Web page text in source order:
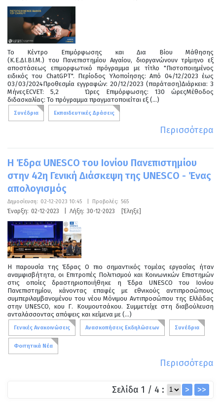
Το Κέντρο Επιμόρφωσης και Δια Βίου Μάθησης
(Κ.Ε.ΔΙ.ΒΙ.Μ.) του Πανεπιστημίου Αιγαίου, διοργανώνουν τρίμηνο εξ
αποστάσεως επιμορφωτικό πρόγραμμα με τίτλο "Πιστοποιημένος
ειδικός του ChatGPT". Περίοδος Υλοποίησης: Από 04/12/2023 έως
03/03/2024Προθεσμία εγγραφών: 20/12/2023 (παράταση)Διάρκεια: 3
ΜήνεςECVET: 5,2 Ώρες Επιμόρφωσης: 130 ώρεςΜέθοδος
διδασκαλίας: Το πρόγραμμα πραγματοποιείται εξ (...)
Συνέδρια Εκπαιδευτικές Δράσεις
Περισσότερα
Η Έδρα UNESCO του Ιονίου Πανεπιστημίου
στην 42η Γενική Διάσκεψη της UNESCO - Ένας
απολογισμός
Δημοσίευση: 02-12-2023 10:45 Προβολές: 565
Έναρξη: 02-12-2023 Λήξη: 30-12-2023 [Έληξε]
Η παρουσία της Έδρας Ο πιο σημαντικός τομέας εργασίας ήταν
αναμφισβήτητα, οι Επιτροπές Πολιτισμού και Κοινωνικών Επιστημών
στις οποίες δραστηριοποιήθηκε η Έδρα UNESCO του Ιονίου
Πανεπιστημίου, κάνοντας επαφές με εθνικούς αντιπροσώπους
συμπεριλαμβανομένου του νέου Μόνιμου Αντιπροσώπου της Ελλάδας
στην UNESCO, κου Γ. Κουμουτσάκου. Συμμετείχε στη διαβούλευση
ανταλάσσοντας απόψεις και κείμενα με (...)
Γενικές Ανακοινώσεις Ανασκοπήσεις Εκδηλώσεων Συνέδρια
Φοιτητικά Νέα
Περισσότερα
Σελίδα 1 / 4 : > >>